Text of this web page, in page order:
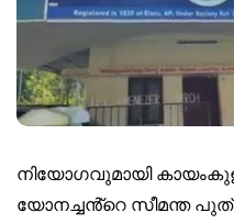
നിയോഗവുമായി
യോനച്ചൻ്റെ സീമന്ത